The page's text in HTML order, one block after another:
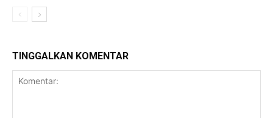
TINGGALKAN KOMENTAR